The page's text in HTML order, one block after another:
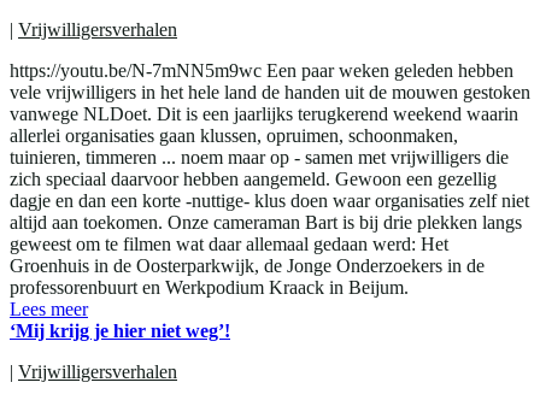
| Vrijwilligersverhalen
https://youtu.be/N-7mNN5m9wc Een paar weken geleden hebben
vele vrijwilligers in het hele land de handen uit de mouwen gestoken
vanwege NLDoet. Dit is een jaarlijks terugkerend weekend waarin
allerlei organisaties gaan klussen, opruimen, schoonmaken,
tuinieren, timmeren ... noem maar op - samen met vrijwilligers die
zich speciaal daarvoor hebben aangemeld. Gewoon een gezellig
dagje en dan een korte -nuttige- klus doen waar organisaties zelf niet
altijd aan toekomen. Onze cameraman Bart is bij drie plekken langs
geweest om te filmen wat daar allemaal gedaan werd: Het
Groenhuis in de Oosterparkwijk, de Jonge Onderzoekers in de
professorenbuurt en Werkpodium Kraack in Beijum.
Lees meer
‘Mij krijg je hier niet weg’!
| Vrijwilligersverhalen